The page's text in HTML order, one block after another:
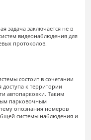
задача заключается не в
видеонаблюдения для
протоколов.
состоит в сочетании
к территории
автопарковки. Таким
парковочным
опознания номеров
системы наблюдения и